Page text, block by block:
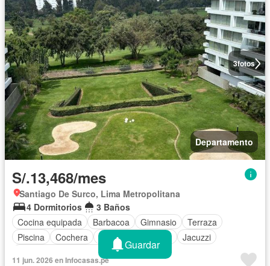
3fotos
Departamento
S/.13,468/mes
Santiago De Surco, Lima Metropolitana
4 Dormitorios
3 Baños
Cocina equipada
Barbacoa Gimnasio
Terraza
Piscina
Cochera Aire acondicionado
Jacuzzi
Completamente amoblado
11 jun. 2026 en Infocasas.pe
Guardar